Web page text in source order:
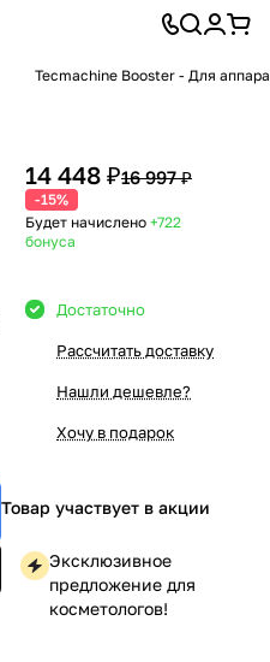
Tecmachine Booster - Для
14 448 ₽16 997 ₽
-15%
Будет начислено +722
бонуса
Достаточно
Рассчитать доставку
Нашли дешевле?
Хочу в подарок
Товар участвует в акции
Эксклюзивное
предложение для
косметологов!